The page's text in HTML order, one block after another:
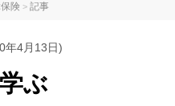
険 > 記事
年4月13日)
ぶ